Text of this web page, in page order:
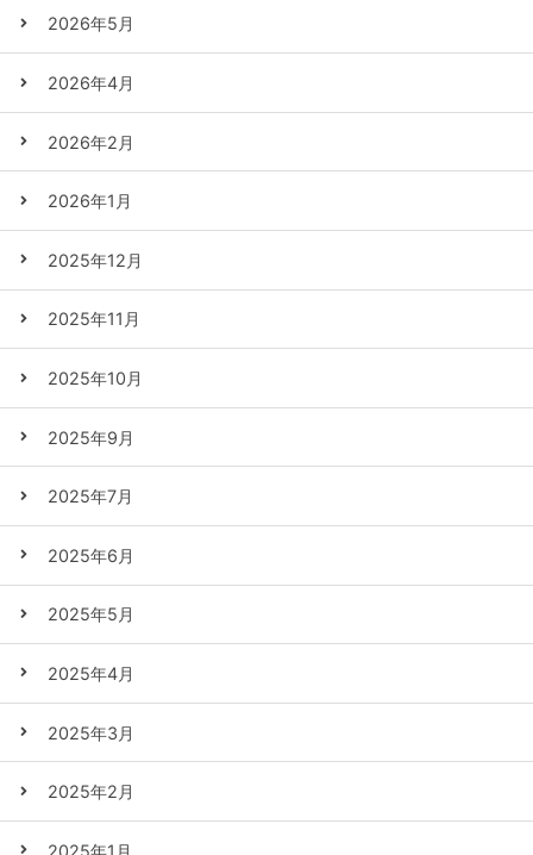
2026年5月
2026年4月
2026年2月
2026年1月
2025年12月
2025年11月
2025年10月
2025年9月
2025年7月
2025年6月
2025年5月
2025年4月
2025年3月
2025年2月
2025年1月